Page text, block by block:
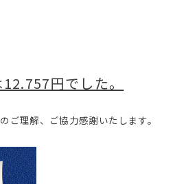
円でした。
ご理解、ご協力感謝いたします。